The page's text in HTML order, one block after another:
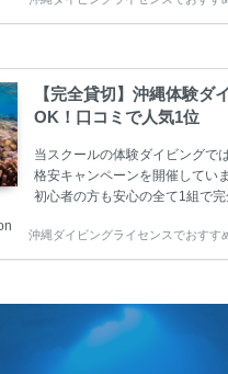
グコースもご用意しています。
ーター様はファンダイビングの
10%OFF、フル器材レンタルが
沖縄本島周辺ビーチ・ファンダ
込)【 2ビーチ 】 ウエイト / タ
【完全貸切】沖縄体験ダ
OK！口コミで人気1位
当スクールの体験ダイビングで
格安キャンペーンを開催してい
初心者の方も安心の全て1組で
1人様から気軽にご参加くださ
画質の記念撮影&水中撮影付き
ンペーン！！￥16800 ￥
険 / 全て込み ダイビングがはじ
沖縄ダイビングライセンスでおすす